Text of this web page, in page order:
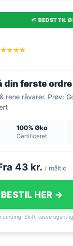
🌱 BEDST TIL
din første ordre
rene råvarer. Prøv:
100% Øko
Certificeret
43 kr. / måltid
BESTIL HER →
binding. Skift kasse